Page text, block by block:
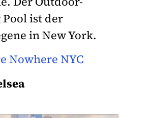
ist der
in New York.
Nowhere NYC